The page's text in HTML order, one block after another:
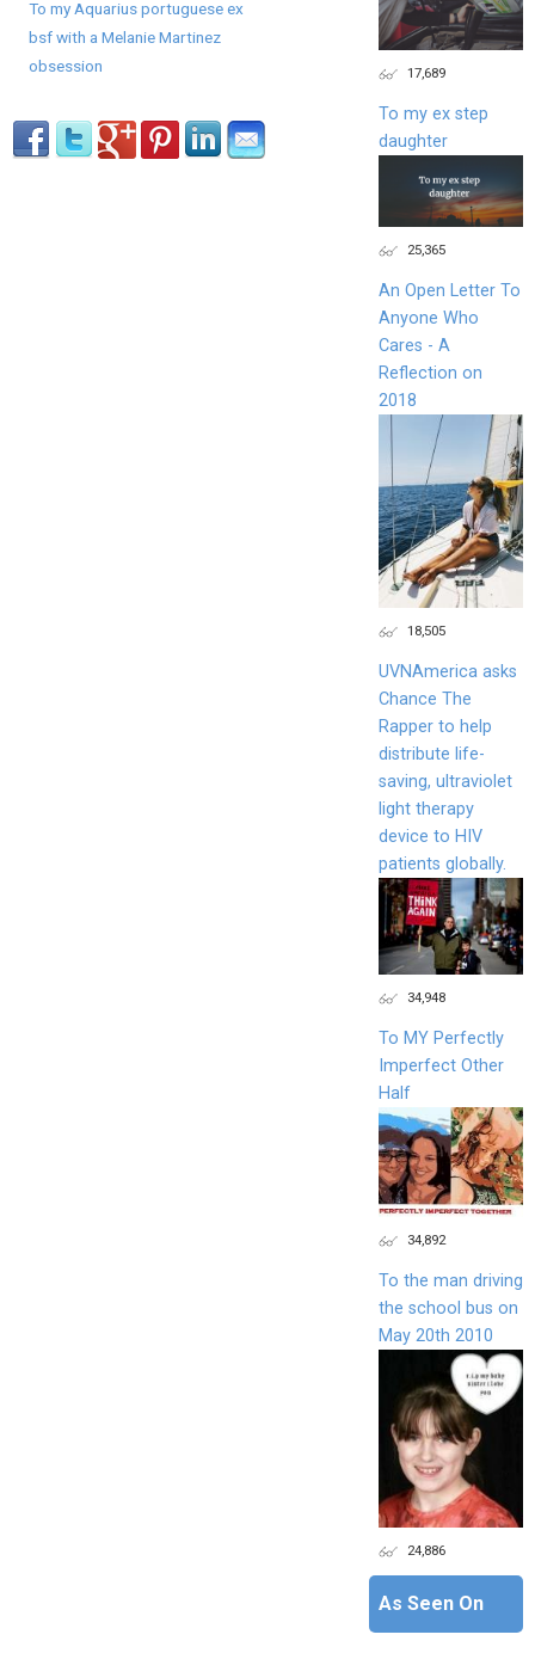
To my Aquarius portuguese ex
bsf with a Melanie Martinez
obsession
17,689
To my ex step
daughter
25,365
An Open Letter To
Anyone Who
Cares - A
Reflection on
2018
18,505
UVNAmerica asks
Chance The
Rapper to help
distribute life-
saving, ultraviolet
light therapy
device to HIV
patients globally.
34,948
To MY Perfectly
Imperfect Other
Half
34,892
To the man driving
the school bus on
May 20th 2010
24,886
As Seen On